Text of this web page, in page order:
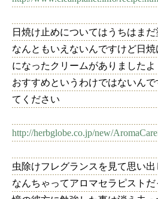
日焼け止めについてはうちはま
なんともいえないんですけど日
になったクリームがありました
おすすめというわけではないん
てください
http://herbglobe.co.jp/new/
虫除けフレグランスを見て思い出
なんちゃってアロマセラピスト